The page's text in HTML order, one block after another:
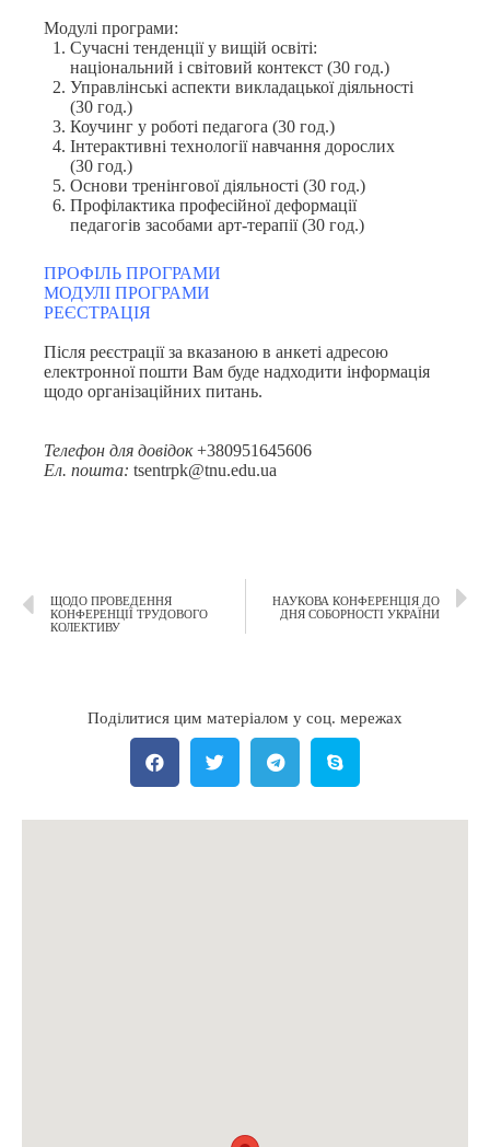
Модулі програми:
Сучасні тенденції у вищій освіті:
національний і світовий контекст (30 год.)
Управлінські аспекти викладацької діяльності
(30 год.)
Коучинг у роботі педагога (30 год.)
Інтерактивні технології навчання дорослих
(30 год.)
Основи тренінгової діяльності (30 год.)
Профілактика професійної деформації
педагогів засобами арт-терапії (30 год.)
ПРОФІЛЬ ПРОГРАМИ
МОДУЛІ ПРОГРАМИ
РЕЄСТРАЦІЯ
Після реєстрації за вказаною в анкеті адресою
електронної пошти Вам буде надходити інформація
щодо організаційних питань.
Телефон для довідок+380951645606
Ел. пошта: tsentrpk@tnu.edu.ua
ЩОДО ПРОВЕДЕННЯ
КОНФЕРЕНЦІЇ ТРУДОВОГО
КОЛЕКТИВУ
НАУКОВА КОНФЕРЕНЦІЯ ДО
ДНЯ СОБОРНОСТІ УКРАЇНИ
Поділитися цим матеріалом у соц. мережах